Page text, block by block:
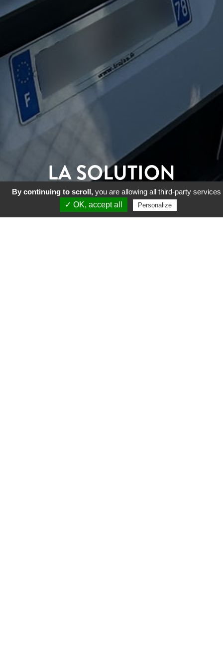
LA SOLUTION
À VOS IMPÉRATIFS DE
By continuing to scroll, you are allowing all third-party services
✓ OK, accept all
Personalize